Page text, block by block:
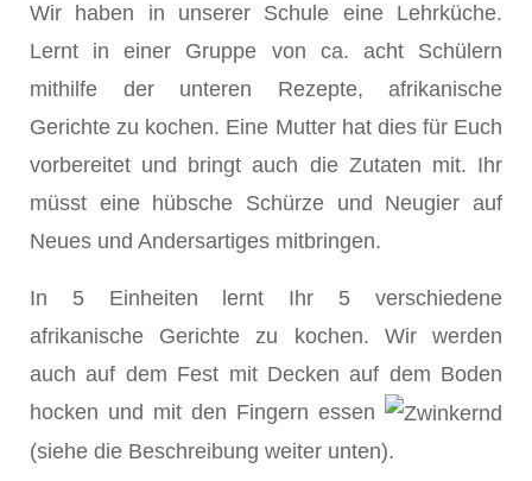
Wir haben in unserer Schule eine Lehrküche.
Lernt in einer Gruppe von ca. acht Schülern
mithilfe der unteren Rezepte, afrikanische
Gerichte zu kochen. Eine Mutter hat dies für Euch
vorbereitet und bringt auch die Zutaten mit. Ihr
müsst eine hübsche Schürze und Neugier auf
Neues und Andersartiges mitbringen.
In 5 Einheiten lernt Ihr 5 verschiedene
afrikanische Gerichte zu kochen. Wir werden
auch auf dem Fest mit Decken auf dem Boden
hocken und mit den Fingern essen
(siehe die Beschreibung weiter unten).